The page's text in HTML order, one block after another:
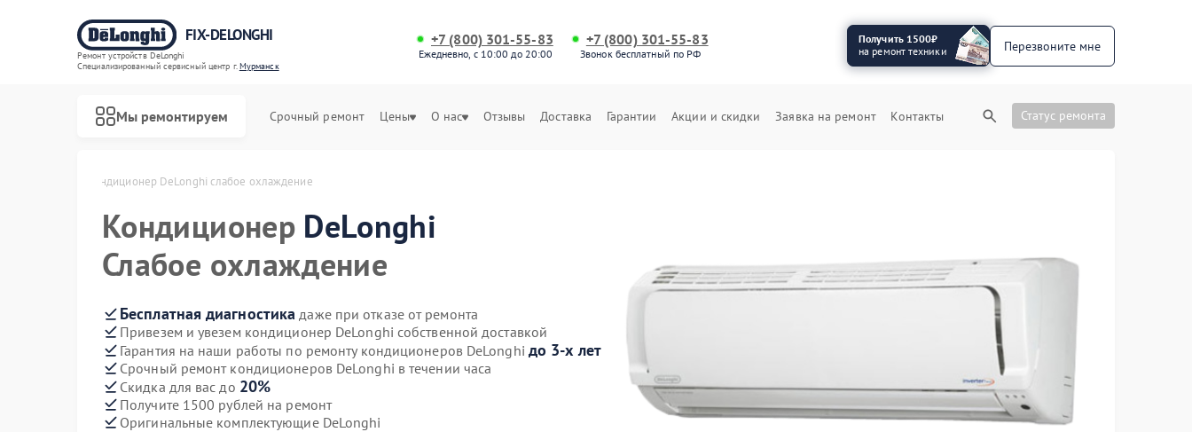
FIX-DELONGHI
Ремонт устройств DeLonghi
Специализированный cервисный центр г.Мурманск
+7 (800) 301-55-83
Ежедневно, с 10:00 до 20:00
+7 (800) 301-55-83
Звонок бесплатный по РФ
Получить 1500₽
на ремонт техники
Перезвоните мне
Мы ремонтируем Срочный ремонт Цены О нас Отзывы Доставка Гарантии Акции и скидки Заявка на ремонт Контакты Статус ремонта
Кондиционер DeLonghi слабое охлаждение
Кондиционер DeLonghi
Слабое охлаждение
Бесплатная диагностика даже при отказе от ремонта
Привезем и увезем кондиционер DeLonghi собственной доставкой
Гарантия на наши работы по ремонту кондиционеров DeLonghi до 3-х лет
Срочный ремонт кондиционеров DeLonghi в течении часа
Скидка для вас до 20%
Получите 1500 рублей на ремонт
Оригинальные комплектующие DeLonghi